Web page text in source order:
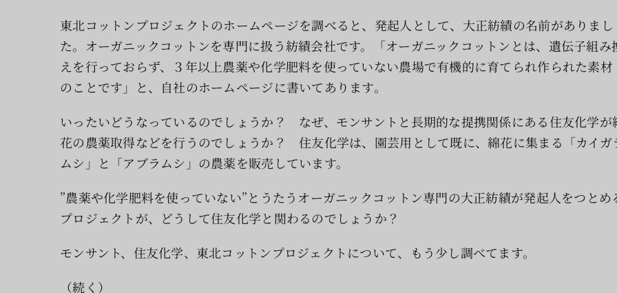
東北コットンプロジェクトのホームページを調べると、発起人として、大正紡績の名前がありまし
た。オーガニックコットンを専門に扱う紡績会社です。「オーガニックコットンとは、遺伝子組み
えを行っておらず、３年以上農薬や化学肥料を使っていない農場で有機的に育てられ作られた素材
のことです」と、自社のホームページに書いてあります。
いったいどうなっているのでしょうか？ なぜ、モンサントと長期的な提携関係にある住友化学が
花の農薬取得などを行うのでしょうか？ 住友化学は、園芸用として既に、綿花に集まる「カイガ
ムシ」と「アブラムシ」の農薬を販売しています。
”農薬や化学肥料を使っていない”とうたうオーガニックコットン専門の大正紡績が発起人をつとめ
プロジェクトが、どうして住友化学と関わるのでしょうか？
モンサント、住友化学、東北コットンプロジェクトについて、もう少し調べてます。
（続く）